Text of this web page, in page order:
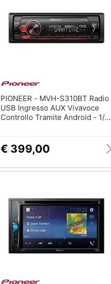
PIONEER - MVH-S310BT Radio
USB Ingresso AUX Vivavoce
Controllo Tramite Android - 1/2
€ 399,00